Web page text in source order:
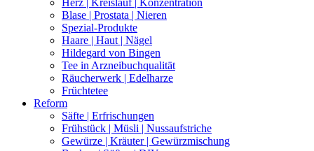
Herz | Kreislauf | Konzentration
Blase | Prostata | Nieren
Spezial-Produkte
Haare | Haut | Nägel
Hildegard von Bingen
Tee in Arzneibuchqualität
Räucherwerk | Edelharze
Früchtetee
Reform
Säfte | Erfrischungen
Frühstück | Müsli | Nussaufstriche
Gewürze | Kräuter | Gewürzmischung